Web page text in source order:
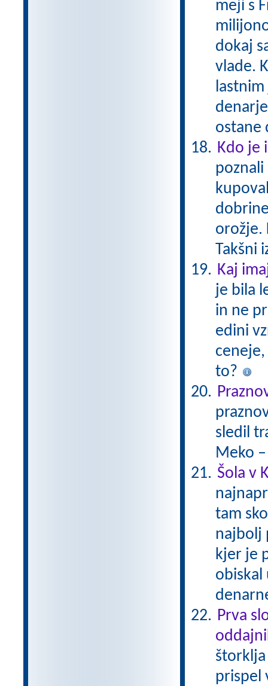
meji s
dokaj
vlade.
ostane
Kdo je
poznali
orožje.
Takšni
Kaj
je bila
in ne
edini
to?
sledil
Meko
Šola v
tam
najbolj
kjer je
obiskal
Prva
štorklja
prispel